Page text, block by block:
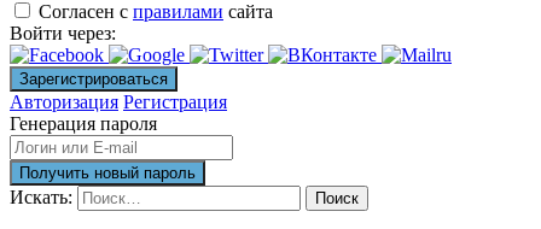
Согласен с правилами сайта
Войти через:
Авторизация Регистрация
Генерация пароля
Искать: Поиск